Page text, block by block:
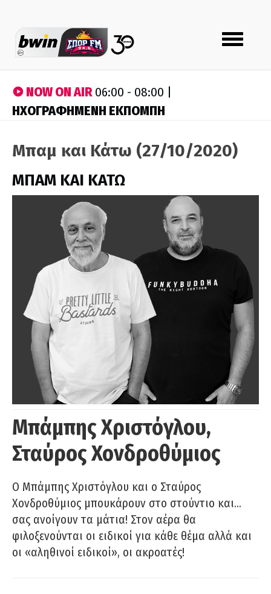
Toggle
navigation
NOW ON AIR06:00 - 08:00 |
ΗΧΟΓΡΑΦΗΜΕΝΗ ΕΚΠΟΜΠΗ
Μπαμ και Κάτω (27/10/2020)
ΜΠΑΜ ΚΑΙ ΚΑΤΩ
Μπάμπης Χριστόγλου,
Σταύρος Χονδροθύμιος
O Μπάμπης Χριστόγλου και ο Σταύρος
Χονδροθύμιος μπουκάρουν στο στούντιο και…
σας ανοίγουν τα μάτια! Στον αέρα θα
φιλοξενούνται οι ειδικοί για κάθε θέμα αλλά και
οι «αληθινοί ειδικοί», οι ακροατές!